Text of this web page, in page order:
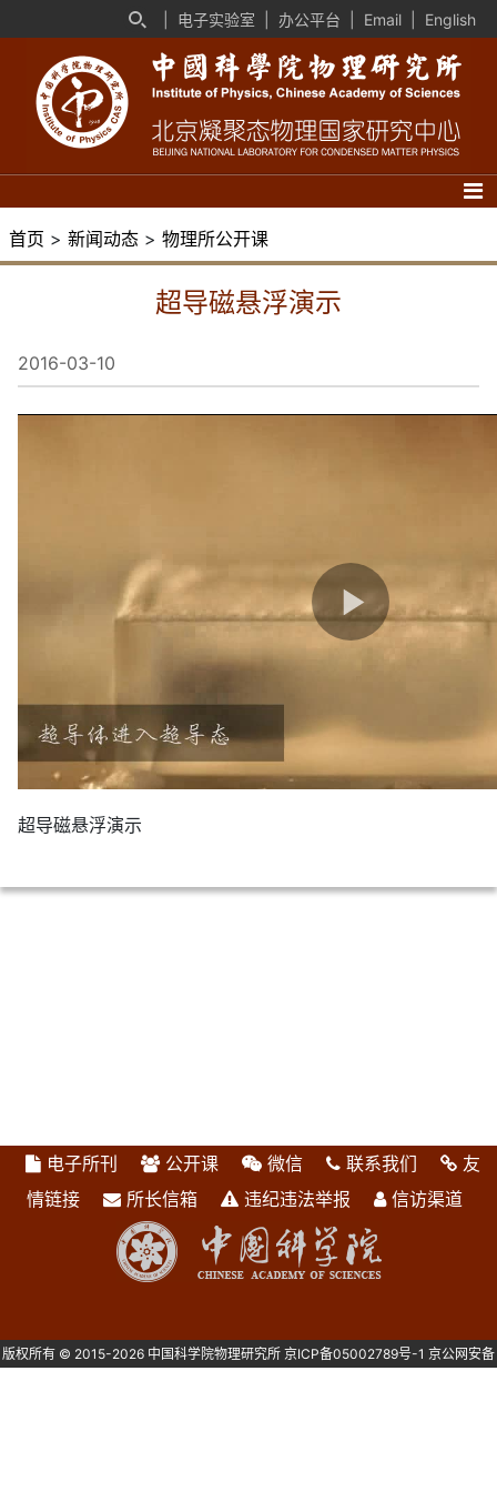
电子实验室 办公平台 Email English
首页 > 新闻动态 > 物理所公开课
超导磁悬浮演示
2016-03-10
超导磁悬浮演示
电子所刊 公开课 微信 联系我们
友
情链接
所长信箱 违纪违法举报 信访渠道
版权所有 © 2015-2026 中国科学院物理研究所 京ICP备05002789号-1 京公网安备